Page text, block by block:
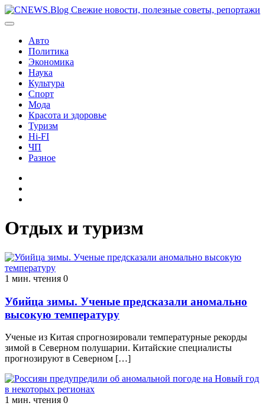
Перейти
к
Авто
Политика
Экономика
Наука
Культура
Спорт
Мода
Красота и здоровье
Туризм
Hi-FI
ЧП
Разное
Отдых и туризм
1 мин. чтения 0
Убийца зимы. Ученые предсказали аномально
высокую температуру
Ученые из Китая спрогнозировали температурные рекорды
зимой в Северном полушарии. Китайские специалисты
прогнозируют в Северном […]
1 мин. чтения 0